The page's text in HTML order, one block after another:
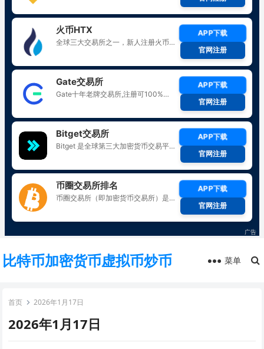
比特币加密货币虚拟币炒币 菜单
首页 2026年1月17日
2026年1月17日